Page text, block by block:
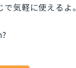
気軽に使えるよ。